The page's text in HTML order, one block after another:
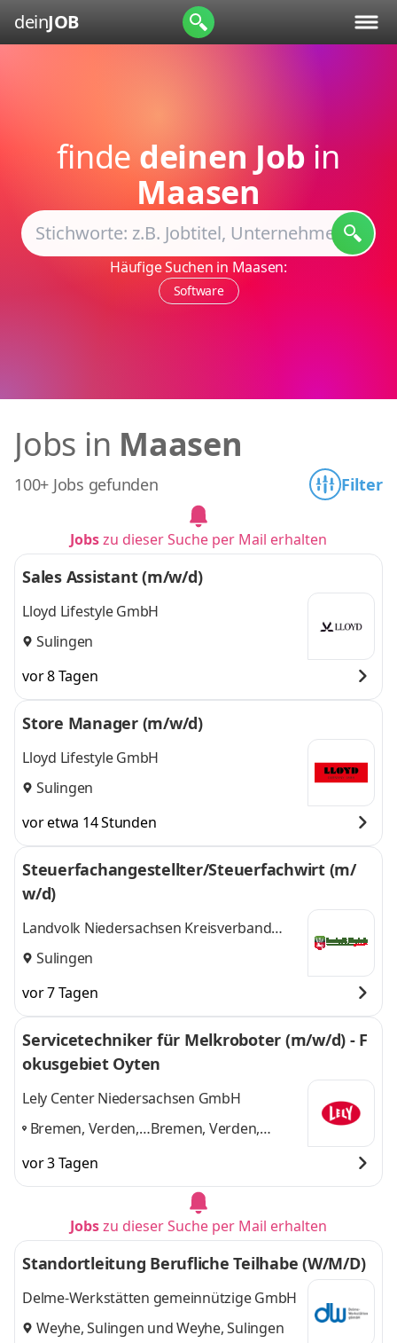
deinJOB
finde deinen Job in
Maasen
Häufige Suchen in Maasen:
Software
Jobs in Maasen
100+ Jobs gefunden Filter
Jobszu dieser Suche per Mail erhalten
Sales Assistant (m/w/d)
Lloyd Lifestyle GmbH
Sulingen
vor 8 Tagen
Store Manager (m/w/d)
Lloyd Lifestyle GmbH
Sulingen
vor etwa 14 Stunden
Steuerfachangestellter/Steuerfachwirt (m/
w/d)
Landvolk Niedersachsen Kreisverband
Grafschaft Diepholz e.V.
Sulingen
vor 7 Tagen
Servicetechniker für Melkroboter (m/w/d) - F
okusgebiet Oyten
Lely Center Niedersachsen GmbH
Bremen, Verden,
Rotenburg,
Sulingen,
Bremen, Verden,
vor 3 Tagen
Jobszu dieser Suche per Mail erhalten
Standortleitung Berufliche Teilhabe (W/M/D)
Delme-Werkstätten gemeinnützige GmbH
Weyhe, Sulingen undWeyhe, Sulingen